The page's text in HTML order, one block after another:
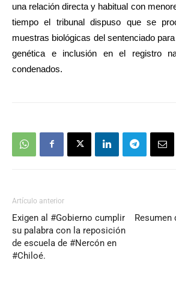
una relación directa y habitual con
tiempo el tribunal dispuso que se
muestras biológicas del sentenciado
genética e inclusión en el registro
condenados.
Artículo anterior
Exigen al #Gobierno cumplir
su palabra con la reposición
de escuela de #Nercón en
#Chiloé.
Resumen